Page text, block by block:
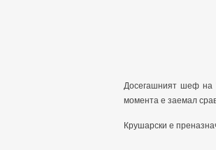
Досегашният шеф на
момента е заемал
Крушарски е